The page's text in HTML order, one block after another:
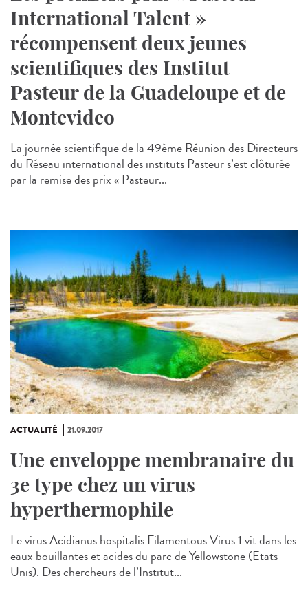
International Talent »
récompensent deux jeunes
scientifiques des Institut
Pasteur de la Guadeloupe et de
Montevideo
La journée scientifique de la 49ème Réunion des Directeurs
du Réseau international des instituts Pasteur s’est clôturée
par la remise des prix « Pasteur...
ACTUALITÉ 21.09.2017
Une enveloppe membranaire du
3e type chez un virus
hyperthermophile
Le virus Acidianus hospitalis Filamentous Virus 1 vit dans les
eaux bouillantes et acides du parc de Yellowstone (Etats-
Unis). Des chercheurs de l’Institut...